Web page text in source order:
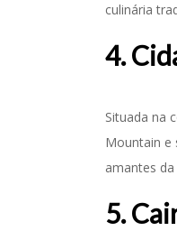
culinária
4.
Situada na
Mountain e
amantes
5.